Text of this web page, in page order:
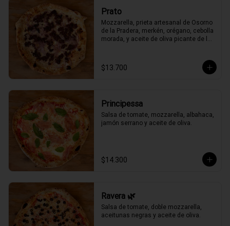
Prato
Mozzarella, prieta artesanal de Osorno
de la Pradera, merkén, orégano, cebolla
morada, y aceite de oliva picante de la
$13.700
Principessa
Salsa de tomate, mozzarella, albahaca,
jamón serrano y aceite de oliva.
$14.300
Ravera 🌿
Salsa de tomate, doble mozzarella,
aceitunas negras y aceite de oliva.